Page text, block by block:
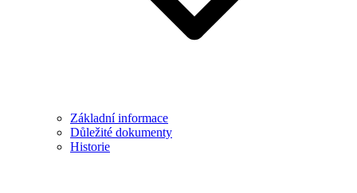
Základní informace
Důležité dokumenty
Historie